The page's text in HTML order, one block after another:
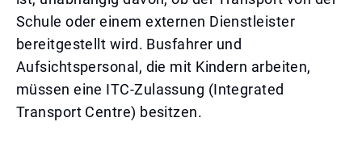
Schule oder einem externen Dienstleister
bereitgestellt wird. Busfahrer und
Aufsichtspersonal, die mit Kindern arbeiten,
müssen eine ITC-Zulassung (Integrated
Transport Centre) besitzen.